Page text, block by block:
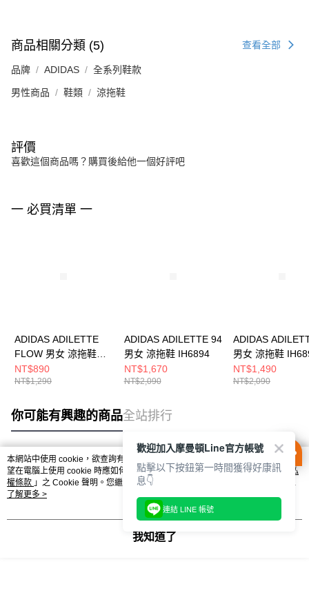
商品相關分類 (5) 查看全部
品牌 ADIDAS 全系列鞋款
男性商品 鞋類 涼拖鞋
評價
喜歡這個商品嗎？購買後給他一個好評吧
一 必買清單 一
ADIDAS ADILETTE
FLOW 男女 涼拖鞋
JS3575
NT$890
NT$1,290
ADIDAS ADILETTE 94
男女 涼拖鞋 IH6894
NT$1,670
NT$2,090
ADIDAS
男女 涼拖鞋
NT$1,490
NT$2,090
你可能有興趣的商品全站排行
熱門標籤
本網站中使用 cookie，欲查詢有關本網站使用 cookie 方式之詳情，及若您不希
望在電腦上使用 cookie 時應如何變更電腦的 cookie 設定，請參閱本網站「
隱私
權條款 」之 Cookie 聲明。您繼續使用本網站即表示您同意本公司得按本網站使
用條款之 Cookie 聲明使用 cookie。
了解更多 >
我知道了
歡迎加入摩曼頓Line官方帳號
點擊以下按鈕第一時間獲得好康訊
息👇
連結 LINE 帳號